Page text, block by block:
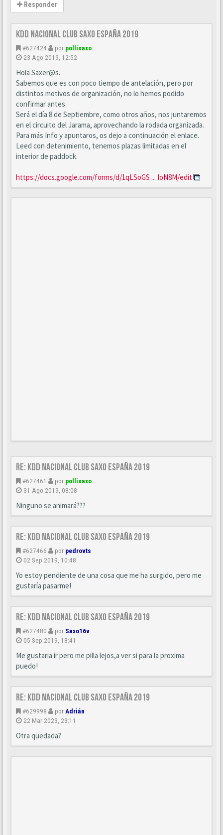
Responder
Kdd nacional Club Saxo España 2019
#627424 por pollisaxo
23 Ago 2019, 12:52
Hola Saxer@s.
Sabemos que es con poco tiempo de antelación, pero por
distintos motivos de organización, no lo hemos podido
confirmar antes.
Será el día 8 de Septiembre, como otros años, nos juntaremos
en el circuito del Jarama, aprovechando la rodada organizada.
Para más Info y apuntaros, os dejo a continuación el enlace.
Leed con detenimiento, tenemos plazas limitadas en el
interior de paddock.
https://docs.google.com/forms/d/1qLSoGS ... IoN8M/edit
Re: Kdd nacional Club Saxo España 2019
#627461 por pollisaxo
31 Ago 2019, 08:08
Ninguno se animará???
Re: Kdd nacional Club Saxo España 2019
#627466 por pedrovts
02 Sep 2019, 10:48
Yo estoy pendiente de una cosa que me ha surgido, pero me
gustaría pasarme!
Re: Kdd nacional Club Saxo España 2019
#627480 por Saxo16v
05 Sep 2019, 18:41
Me gustaria ir pero me pilla lejos,a ver si para la proxima
puedo!
Re: Kdd nacional Club Saxo España 2019
#629998 por Adrián
22 Mar 2023, 23:11
Otra quedada?